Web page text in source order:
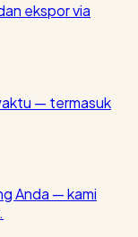
ekspor via
— termasuk
Anda — kami